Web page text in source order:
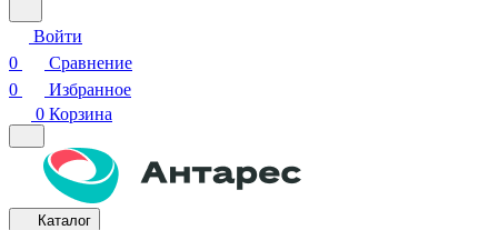
Войти
0
Сравнение
0
Избранное
0 Корзина
Каталог